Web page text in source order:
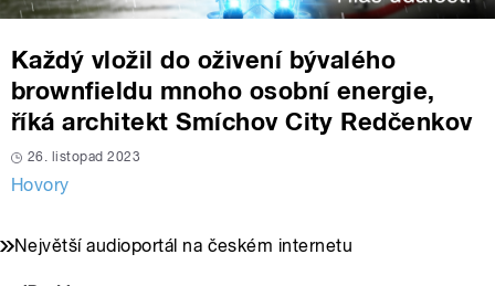
Každý vložil do oživení bývalého
brownfieldu mnoho osobní energie,
říká architekt Smíchov City Redčenkov
26. listopad 2023
Hovory
Největší audioportál na českém internetu